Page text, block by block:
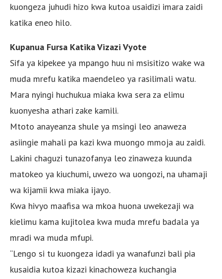
kuongeza juhudi hizo kwa kutoa usaidizi imara zaidi
katika eneo hilo.
Kupanua Fursa Katika Vizazi Vyote
Sifa ya kipekee ya mpango huu ni msisitizo wake wa
muda mrefu katika maendeleo ya rasilimali watu.
Mara nyingi huchukua miaka kwa sera za elimu
kuonyesha athari zake kamili.
Mtoto anayeanza shule ya msingi leo anaweza
asiingie mahali pa kazi kwa muongo mmoja au zaidi.
Lakini chaguzi tunazofanya leo zinaweza kuunda
matokeo ya kiuchumi, uwezo wa uongozi, na uhamaji
wa kijamii kwa miaka ijayo.
Kwa hivyo maafisa wa mkoa huona uwekezaji wa
kielimu kama kujitolea kwa muda mrefu badala ya
mradi wa muda mfupi.
“Lengo si tu kuongeza idadi ya wanafunzi bali pia
kusaidia kutoa kizazi kinachoweza kuchangia